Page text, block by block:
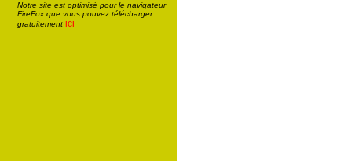
Notre site est optimisé pour le navigateur
FireFox que vous pouvez télécharger
gratuitement ici